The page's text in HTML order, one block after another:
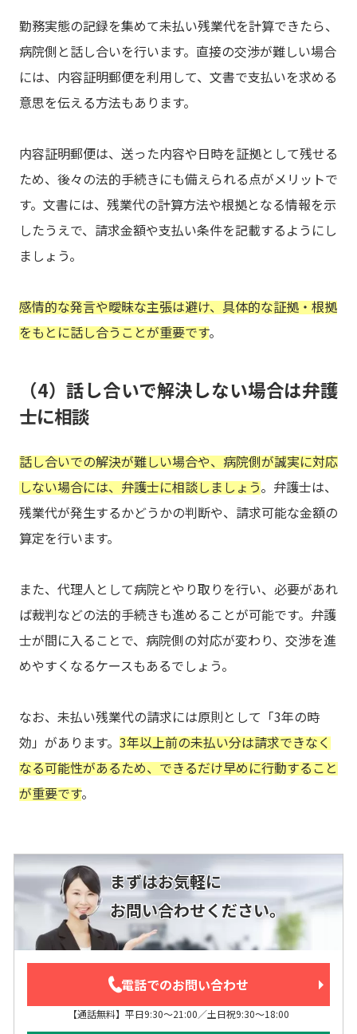
勤務実態の記録を集めて未払い残業代を計算できたら、
病院側と話し合いを行います。直接の交渉が難しい場合
には、内容証明郵便を利用して、文書で支払いを求める
意思を伝える方法もあります。
内容証明郵便は、送った内容や日時を証拠として残せる
ため、後々の法的手続きにも備えられる点がメリットで
す。文書には、残業代の計算方法や根拠となる情報を示
したうえで、請求金額や支払い条件を記載するようにし
ましょう。
感情的な発言や曖昧な主張は避け、具体的な証拠・根拠
をもとに話し合うことが重要です。
（4）話し合いで解決しない場合は弁護
士に相談
話し合いでの解決が難しい場合や、病院側が誠実に対応
しない場合には、弁護士に相談しましょう。弁護士は、
残業代が発生するかどうかの判断や、請求可能な金額の
算定を行います。
また、代理人として病院とやり取りを行い、必要があれ
ば裁判などの法的手続きも進めることが可能です。弁護
士が間に入ることで、病院側の対応が変わり、交渉を進
めやすくなるケースもあるでしょう。
なお、未払い残業代の請求には原則として「3年の時
効」があります。 3年以上前の未払い分は請求できなく
なる可能性があるため、できるだけ早めに行動すること
が重要です。
まずはお気軽に
お問い合わせください。
電話でのお問い合わせ
【通話無料】平日9:30～21:00／土日祝9:30～18:00